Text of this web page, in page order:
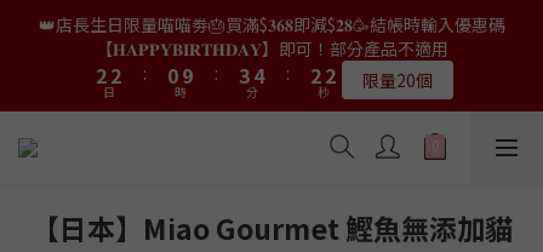
👑店長生日限量喵喵劵🎂買滿$𝟑𝟔𝟖即減$𝟐𝟖🥳結帳時輸入優惠碼
【𝐇𝐀𝐏𝐏𝐘𝐁𝐈𝐑𝐓𝐇𝐃𝐀𝐘】即可！部分產品不適用
4
2
1
4
3
2
1
日
:
2
1
09
8
3
時
:
5
4
3
2
6
5
4
3
分
:
4
3
2
1
4
3
2
1
0
秒 限量20個
👑店長生日限量喵喵劵🎂買滿$𝟑𝟔𝟖即減$𝟐𝟖🥳結帳時輸入優惠碼
【𝐇𝐀𝐏𝐏𝐘𝐁𝐈𝐑𝐓𝐇𝐃𝐀𝐘】即可！部分產品不適用
4
2
1
4
3
2
1
日
:
2
1
09
8
3
時
:
5
4
3
2
6
5
4
3
分
:
4
3
2
1
4
3
2
1
0
秒 限量20個
👑店長生日限定🎂官網滿$𝟔𝟎𝟎｜$𝟏𝟎𝟎𝟎｜$𝟏𝟓𝟎𝟎✨即送罐罐/凍乾/玩
具😻貓咪最愛✨𝐌𝐎𝐅𝐔貓薄荷踢踢棒🎀
8
7
6
5
1
0
8
7
6
5
1
0
6
5
4
3
7
9
8
7
6
1
9
8
7
2
8
7
6
5
0
8
7
6
5
4
3
1
0
✨獨家優惠✨限時第𝟐件半價🔥🇳🇿紐西蘭𝐋𝐨𝐯𝐞𝐚𝐛𝐨𝐰𝐥凍乾生肉貓糧
9
5
4
9
5
4
9
8
7
3
2
6
5
7
6
9
5
4
9
8
5
4
99
7
99
【日本】Miao Gourmet 鰹魚無添加貓